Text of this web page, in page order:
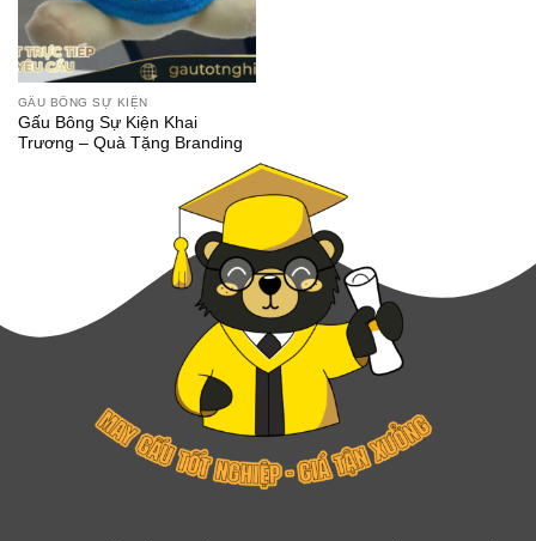
GẤU BÔNG SỰ KIỆN
Gấu Bông Sự Kiện Khai
Trương – Quà Tặng Branding